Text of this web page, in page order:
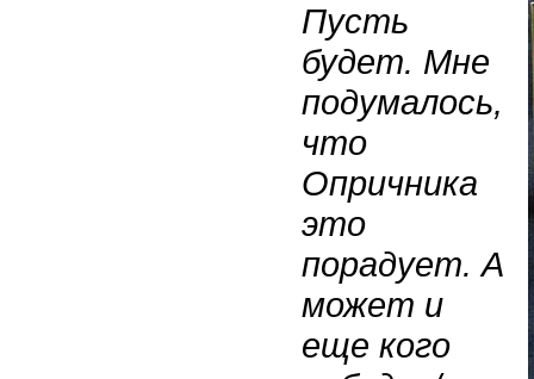
Пусть
будет. Мне
подумалось,
что
Опричника
это
порадует. А
может и
еще кого